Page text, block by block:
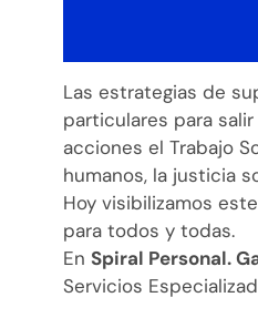
Las estrategias de
particulares para
acciones el Trabajo
humanos, la justicia
Hoy visibilizamos
para todos y todas.
En Spiral Personal.
Servicios